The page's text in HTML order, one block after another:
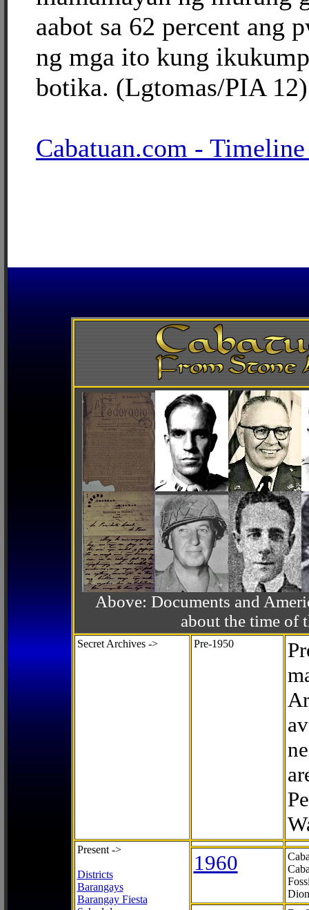
aabot sa 62 percent ang
ng mga ito kung
botika. (Lgtomas/PIA 12)
Cabatuan.com -
Above: Documents and
about the time of
Secret Archives -> Pre-1950
Present ->
Districts
Barangays
Barangay Fiesta
1960